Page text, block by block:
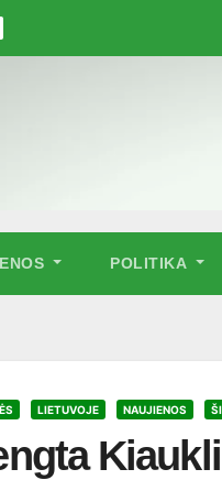
POLITIKA
LIETUVOJE NAUJIENOS